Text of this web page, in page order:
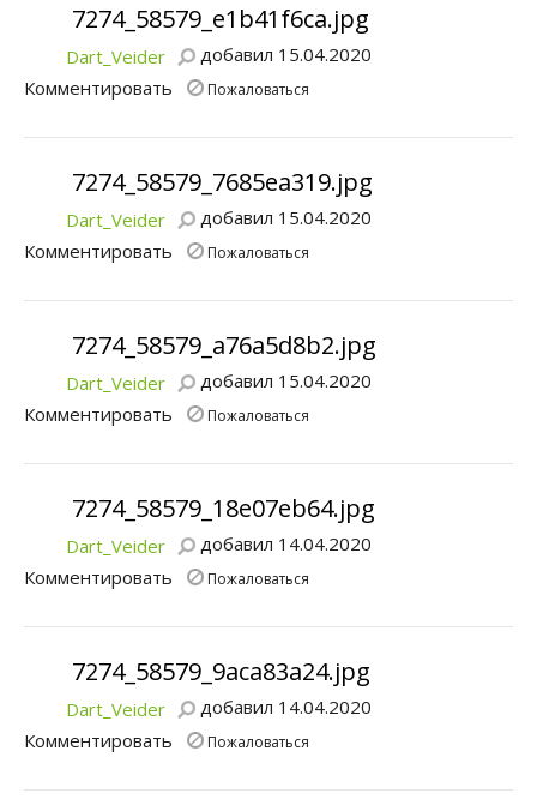
7274_58579_e1b41f6ca.jpg
Dart_Veider
добавил 15.04.2020
Комментировать
Пожаловаться
7274_58579_7685ea319.jpg
Dart_Veider
добавил 15.04.2020
Комментировать
Пожаловаться
7274_58579_a76a5d8b2.jpg
Dart_Veider
добавил 15.04.2020
Комментировать
Пожаловаться
7274_58579_18e07eb64.jpg
Dart_Veider
добавил 14.04.2020
Комментировать
Пожаловаться
7274_58579_9aca83a24.jpg
Dart_Veider
добавил 14.04.2020
Комментировать
Пожаловаться